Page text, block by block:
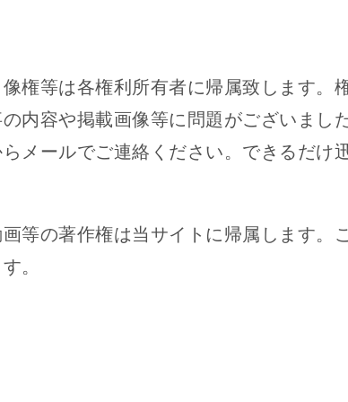
権等は各権利所有者に帰属致します。
内容や掲載画像等に問題がございまし
メールでご連絡ください。できるだけ
等の著作権は当サイトに帰属します。こ
。